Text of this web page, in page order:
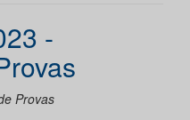
-
Provas